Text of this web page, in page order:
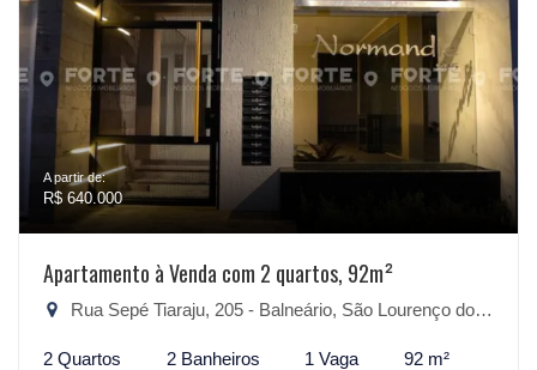
A partir de:
R$ 640.000
Apartamento à Venda com 2 quartos, 92m²
Rua Sepé Tiaraju, 205 - Balneário, São Lourenço do Sul-RS
2 Quartos 2 Banheiros 1 Vaga 92 m²